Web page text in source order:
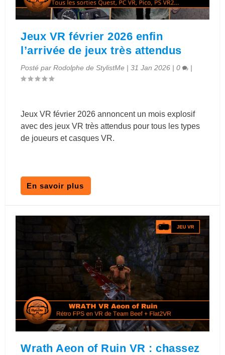
Jeux VR février 2026 enfin
l’arrivée de jeux très attendus
Posté parRodolphe de StylistMe |31 Jan 2026 |0 |
Jeux VR février 2026 annoncent un mois explosif
avec des jeux VR très attendus pour tous les types
de joueurs et casques VR.
En savoir plus
Wrath Aeon of Ruin VR : chassez